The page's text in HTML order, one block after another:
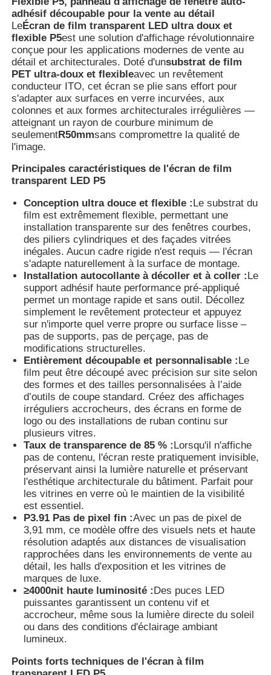
Accueil
Produits
À propos de nous
Visite d'usine
Contrôle de qualité
Nous contacter
Nouvelles
Tous les cas
Demander un devis
Écran de maillage LED
Affichage en maille LED
Écran de film transparent LED
Affichage LED transparent
Écran LED volant pour drone
Écran à LED holographique
Écran de calandre LED
Écran d'affichage transparent
adhésif découpable pour la vente au détail
LeÉcran de film transparent LED ultra doux et
flexible P5est une solution d'affichage révolutionnaire
conçue pour les applications modernes de vente au
détail et architecturales. Doté d'unsubstrat de film
PET ultra-doux et flexibleavec un revêtement
conducteur ITO, cet écran se plie sans effort pour
s'adapter aux surfaces en verre incurvées, aux
colonnes et aux formes architecturales irrégulières —
atteignant un rayon de courbure minimum de
seulementR50mmsans compromettre la qualité de
l'image.
Principales caractéristiques de l'écran de film
transparent LED P5
Conception ultra douce et flexible :Le substrat du
film est extrêmement flexible, permettant une
installation transparente sur des fenêtres courbes,
des piliers cylindriques et des façades vitrées
inégales. Aucun cadre rigide n'est requis — l'écran
s'adapte naturellement à la surface de montage.
Installation autocollante à décoller et à coller :Le
support adhésif haute performance pré-appliqué
permet un montage rapide et sans outil. Décollez
simplement le revêtement protecteur et appuyez
sur n'importe quel verre propre ou surface lisse –
pas de supports, pas de perçage, pas de
modifications structurelles.
Entièrement découpable et personnalisable :Le
film peut être découpé avec précision sur site selon
des formes et des tailles personnalisées à l’aide
d’outils de coupe standard. Créez des affichages
irréguliers accrocheurs, des écrans en forme de
logo ou des installations de ruban continu sur
plusieurs vitres.
Taux de transparence de 85 % :Lorsqu'il n'affiche
pas de contenu, l'écran reste pratiquement invisible,
préservant ainsi la lumière naturelle et préservant
l'esthétique architecturale du bâtiment. Parfait pour
les vitrines en verre où le maintien de la visibilité
est essentiel.
P3.91 Pas de pixel fin :Avec un pas de pixel de
3,91 mm, ce modèle offre des visuels nets et haute
résolution adaptés aux distances de visualisation
rapprochées dans les environnements de vente au
détail, les halls d'exposition et les vitrines de
marques de luxe.
≥4000nit haute luminosité :Des puces LED
puissantes garantissent un contenu vif et
accrocheur, même sous la lumière directe du soleil
ou dans des conditions d'éclairage ambiant
lumineux.
Points forts techniques de l'écran à film